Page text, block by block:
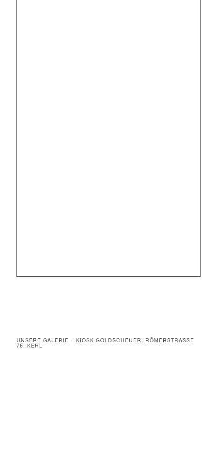
UNSERE GALERIE – KIOSK GOLDSCHEUER, RÖMERSTRASSE
76, KEHL